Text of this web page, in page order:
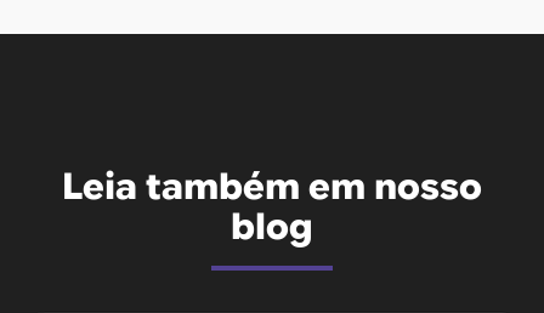
Leia também em nosso
blog